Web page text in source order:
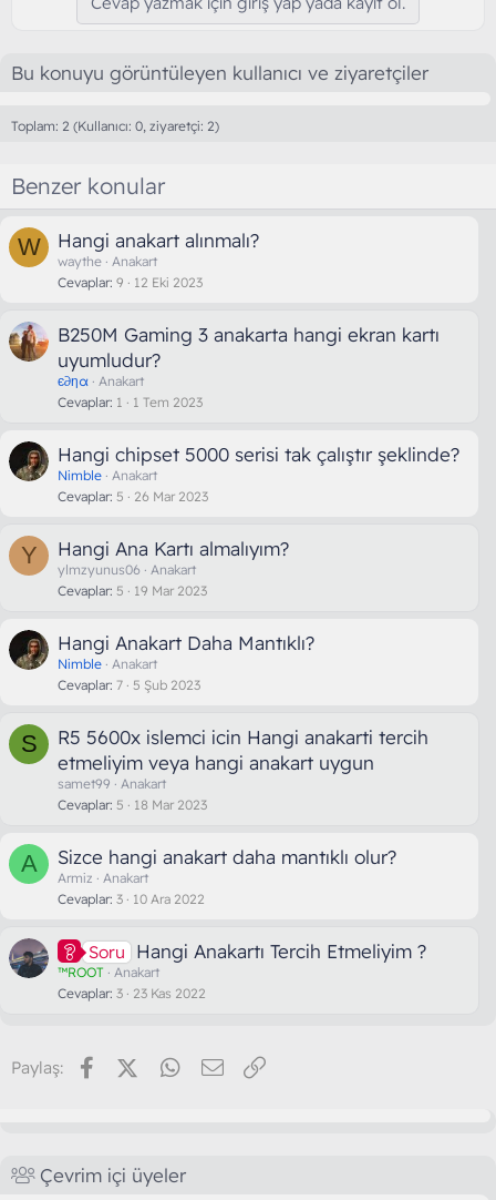
Bu konuyu görüntüleyen kullanıcı ve ziyaretçiler
Toplam: 2 (Kullanıcı: 0, ziyaretçi: 2)
Benzer konular
W Hangi anakart alınmalı?
waythe
Anakart
Cevaplar 9 12 Eki 2023
B250M Gaming 3 anakarta hangi ekran kartı
uyumludur?
є∂ηα
Anakart
Cevaplar 1 1 Tem 2023
Hangi chipset 5000 serisi tak çalıştır şeklinde?
Nimble
Anakart
Cevaplar 5 26 Mar 2023
Y Hangi Ana Kartı almalıyım?
ylmzyunus06
Anakart
Cevaplar 5 19 Mar 2023
Hangi Anakart Daha Mantıklı?
Nimble
Anakart
Cevaplar 7 5 Şub 2023
S
R5 5600x islemci icin Hangi anakarti tercih
etmeliyim veya hangi anakart uygun
samet99
Anakart
Cevaplar 5 18 Mar 2023
A Sizce hangi anakart daha mantıklı olur?
Armiz
Anakart
Cevaplar 3 10 Ara 2022
Soru Hangi Anakartı Tercih Etmeliyim ?
™ROOT
Anakart
Cevaplar 3 23 Kas 2022
Paylaş: FacebookX (Twitter)WhatsApp
E-posta
Çevrim içi üyeler